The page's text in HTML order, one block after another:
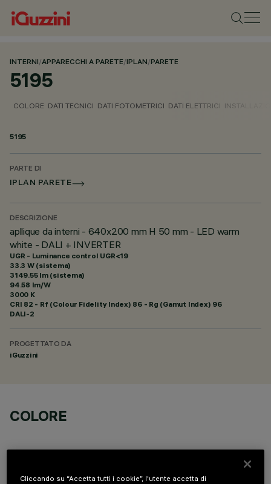
INTERNI/APPARECCHI A PARETE/IPLAN/PARETE
5195
COLORE DATI TECNICI DATI FOTOMETRICI DATI ELETTRICI
5195
PARTE DI
IPLAN PARETE
DESCRIZIONE
apllique da interni - 640x200 mm H 50 mm - LED warm
white - DALI + INVERTER
UGR - Luminance control UGR<19
33.3 W (sistema)
3149.55 lm (sistema)
94.58 lm/W
3000 K
CRI 82 - Rf (Colour Fidelity Index) 86 - Rg (Gamut Index) 96
DALI-2
PROGETTATO DA
iGuzzini
COLORE
Cliccando su “Accetta tutti i cookie”, l'utente accetta di